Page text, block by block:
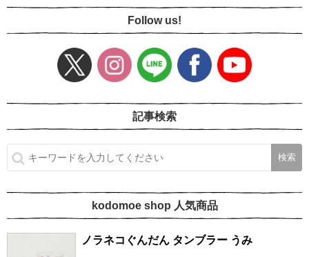
Follow us!
記事検索
kodomoe shop 人気商品
ノラネコぐんだん タンブラー うみ